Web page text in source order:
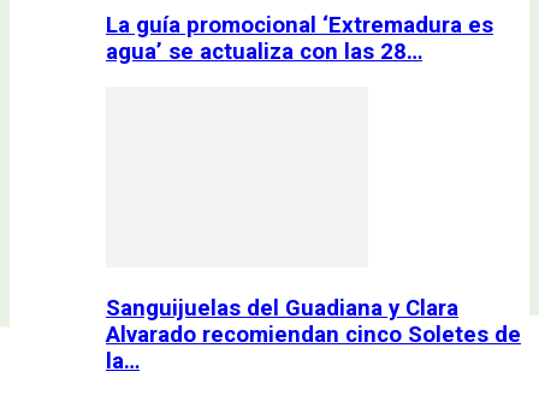
La guía promocional ‘Extremadura es
agua’ se actualiza con las 28…
Sanguijuelas del Guadiana y Clara
Alvarado recomiendan cinco Soletes de
la…